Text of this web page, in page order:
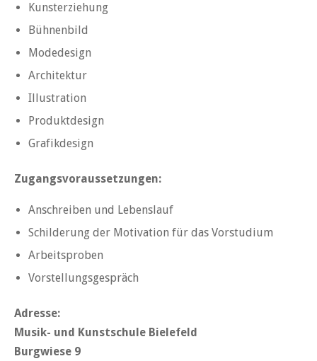
Kunsterziehung
Bühnenbild
Modedesign
Architektur
Illustration
Produktdesign
Grafikdesign
Zugangsvoraussetzungen:
Anschreiben und Lebenslauf
Schilderung der Motivation für das Vorstudium
Arbeitsproben
Vorstellungsgespräch
Adresse:
Musik- und Kunstschule Bielefeld
Burgwiese 9